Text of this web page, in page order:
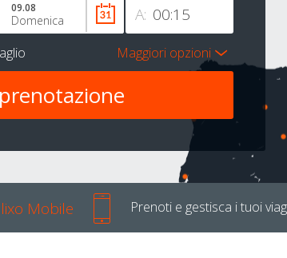
A:
09.08
Domenica
Maggiori opzioni
Mobile Prenoti e gestisca i tuoi